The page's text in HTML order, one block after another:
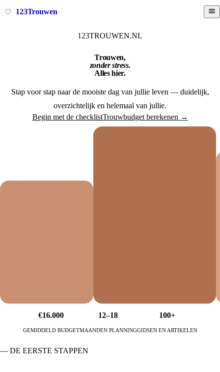
♡ 123Trouwen
123TROUWEN.NL
Trouwen,
zonder stress.
Alles hier.
Stap voor stap naar de mooiste dag van jullie leven — duidelijk,
overzichtelijk en helemaal van jullie.
Begin met de checklistTrouwbudget berekenen →
€16.000
GEMIDDELD BUDGET
12–18
MAANDEN PLANNING
100+
GIDSEN EN ARTIKELEN
— DE EERSTE STAPPEN